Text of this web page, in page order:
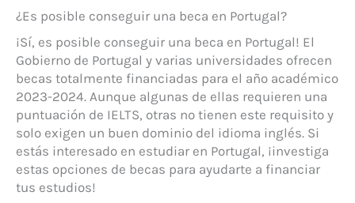
¿Es posible conseguir una beca en Portugal?
¡Sí, es posible conseguir una beca en Portugal! El
Gobierno de Portugal y varias universidades ofrecen
becas totalmente financiadas para el año académico
2023-2024. Aunque algunas de ellas requieren una
puntuación de IELTS, otras no tienen este requisito y
solo exigen un buen dominio del idioma inglés. Si
estás interesado en estudiar en Portugal, ¡investiga
estas opciones de becas para ayudarte a financiar
tus estudios!